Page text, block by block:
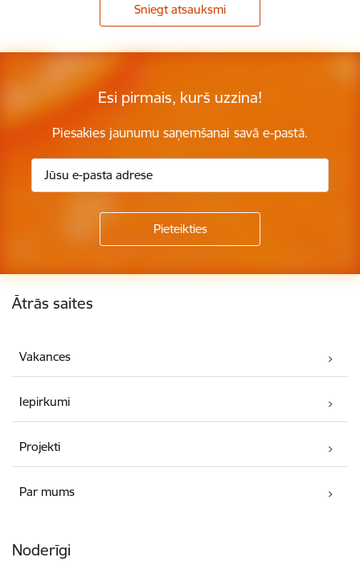
Sniegt atsauksmi
Esi pirmais, kurš uzzina!
Piesakies jaunumu saņemšanai savā e-pastā.
Kājene
Ātrās saites
Vakances
Iepirkumi
Projekti
Par mums
Noderīgi